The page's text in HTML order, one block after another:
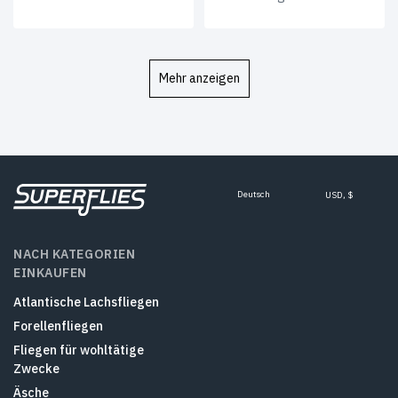
Mehr anzeigen
Deutsch USD, $
NACH KATEGORIEN
EINKAUFEN
Atlantische Lachsfliegen
Forellenfliegen
Fliegen für wohltätige
Zwecke
Äsche